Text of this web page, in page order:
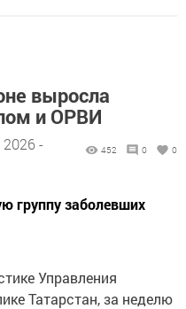
выросла
и ОРВИ
-
452 0 0
группу заболевших
Управления
Татарстан, за неделю